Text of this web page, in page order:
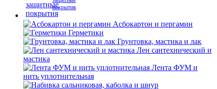
покрытия
Асбокартон и пергамин
Герметики
Грунтовка, мастика и лак
Лен сантехнический и
мастика
Лента ФУМ и
нить уплотнительная